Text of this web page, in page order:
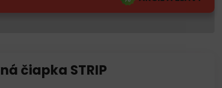
čiapka STRIP